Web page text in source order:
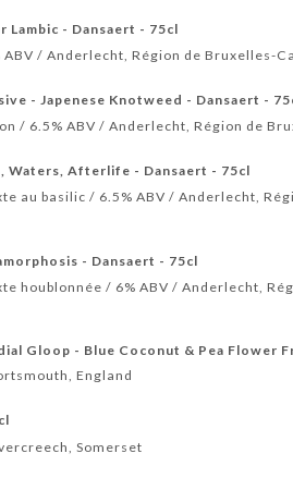
Lambic - Dansaert - 75cl
ABV / Anderlecht, Région de Bruxelles-
- Japenese Knotweed - Dansaert -
/ 6.5% ABV / Anderlecht, Région de
Waters, Afterlife - Dansaert - 75cl
au basilic / 6.5% ABV / Anderlecht,
- Dansaert - 75cl
houblonnée / 6% ABV / Anderlecht,
Gloop - Blue Coconut & Pea Flower
England
Somerset